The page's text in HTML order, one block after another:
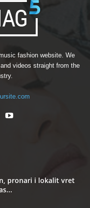
fashion website. We
videos straight from the
pronari i lokalit vret